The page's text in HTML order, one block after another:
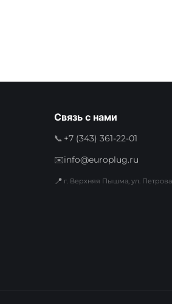
Связь с нами
📞 +7 (343) 361-22-01
✉️info@europlug.ru
📍 г. Верхняя Пышма, ул. Петрова